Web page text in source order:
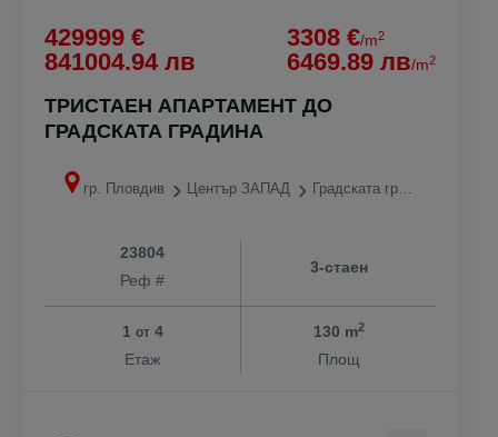
429999 €
841004.94 лв
3308 €/m2
6469.89 лв/m2
ТРИСТАЕН АПАРТАМЕНТ ДО
ГРАДСКАТА ГРАДИНА
гр. Пловдив Център ЗАПАД Градската градина
23804
Реф #
3-стаен
1 от4
Етаж
130 m2
Площ